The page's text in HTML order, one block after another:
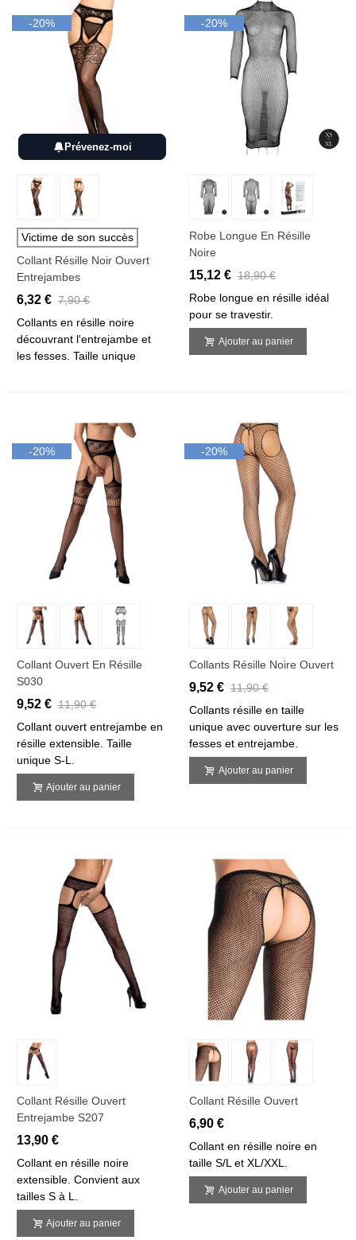
Prévenez-moi
-20%
Victime de son succès
Collant Résille Noir Ouvert
Entrejambes
6,32 € 7,90 €
Collants en résille noire
découvrant l'entrejambe et
les fesses. Taille unique
-20%
Robe Longue En Résille
Noire
15,12 € 18,90 €
Robe longue en résille idéal
pour se travestir.
Ajouter au panier
-20%
Collant Ouvert En Résille
S030
9,52 € 11,90 €
Collant ouvert entrejambe en
résille extensible. Taille
unique S-L.
Ajouter au panier
-20%
Collants Résille Noire Ouvert
9,52 € 11,90 €
Collants résille en taille
unique avec ouverture sur les
fesses et entrejambe.
Ajouter au panier
Collant Résille Ouvert
Entrejambe S207
13,90 €
Collant en résille noire
extensible. Convient aux
tailles S à L.
Ajouter au panier
Collant Résille Ouvert
6,90 €
Collant en résille noire en
taille S/L et XL/XXL.
Ajouter au panier